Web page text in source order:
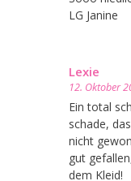
LG Janine
Lexie
12. Oktober
Ein total
schade,
nicht
gut
dem Kleid!